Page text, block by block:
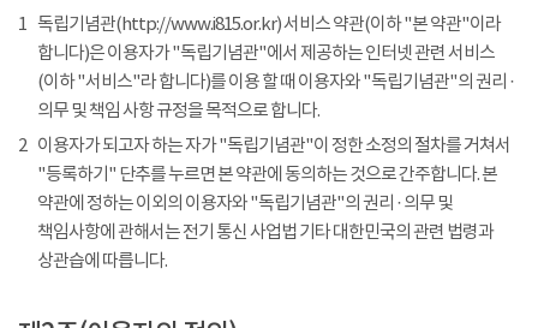
1 독립기념관(http://www.i815.or.kr) 서비스 약관(이하 "본 약관"이라
합니다)은 이용자가 "독립기념관"에서 제공하는 인터넷 관련 서비스
(이하 "서비스"라 합니다)를 이용 할 때 이용자와 "독립기념관"의 권리 ·
의무 및 책임 사항 규정을 목적으로 합니다.
2 이용자가 되고자 하는 자가 "독립기념관"이 정한 소정의 절차를 거쳐서
"등록하기" 단추를 누르면 본 약관에 동의하는 것으로 간주합니다. 본
약관에 정하는 이외의 이용자와 "독립기념관"의 권리 · 의무 및
책임사항에 관해서는 전기 통신 사업법 기타 대한민국의 관련 법령과
상관습에 따릅니다.